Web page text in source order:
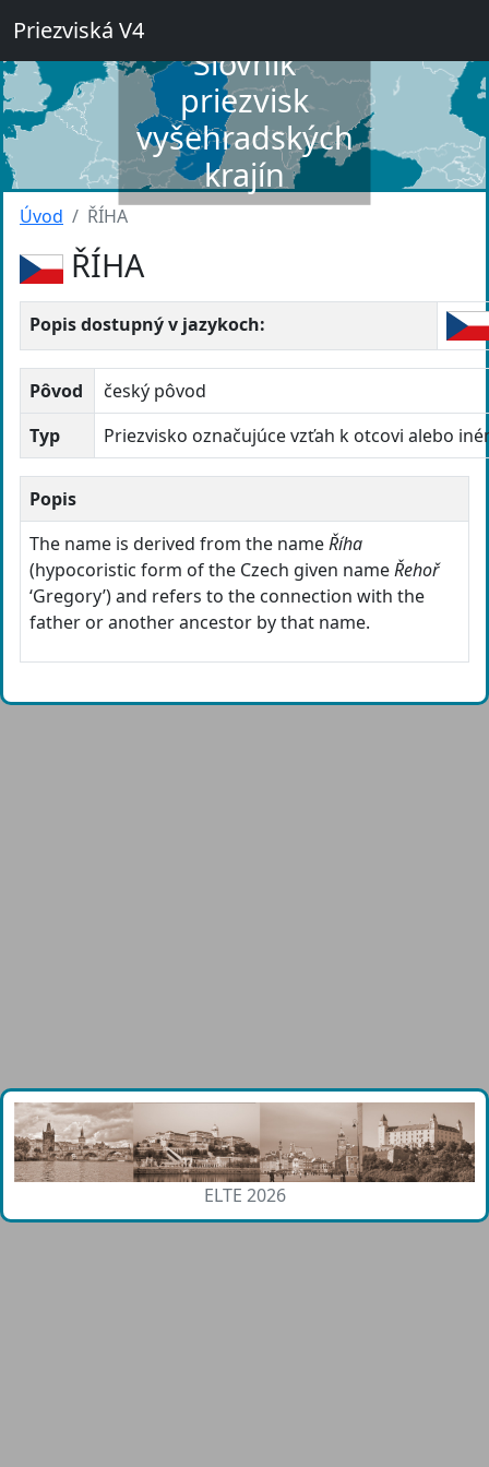
Priezviská V4
Slovník
priezvisk
vyšehradských
krajín
Úvod ŘÍHA
ŘÍHA
Popis dostupný v jazykoch:
Pôvod
český pôvod
Typ
Priezvisko označujúce vzťah k otcovi alebo
Popis
The name is derived from the nameŘíha
(hypocoristic form of the Czech given nameŘehoř
‘Gregory’) and refers to the connection with the
father or another ancestor by that name.
ELTE 2026